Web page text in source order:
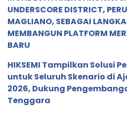
UNDERSCORE DISTRICT,
MAGLIANO, SEBAGAI
MEMBANGUN PLATFORM
BARU
HIKSEMI Tampilkan Solusi
untuk Seluruh Skenario di
2026, Dukung
Tenggara